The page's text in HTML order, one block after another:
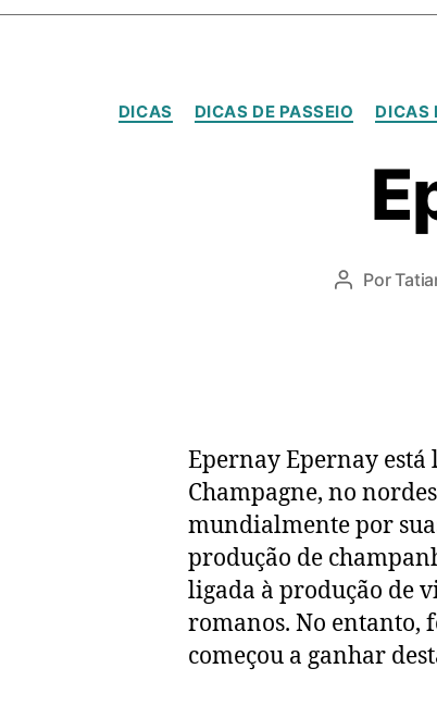
DICAS DICAS DE PASSEIO DICAS
Por
Epernay Epernay
Champagne, no
mundialmente por
produção de
ligada à produção de
romanos. No entanto,
começou a ganhar